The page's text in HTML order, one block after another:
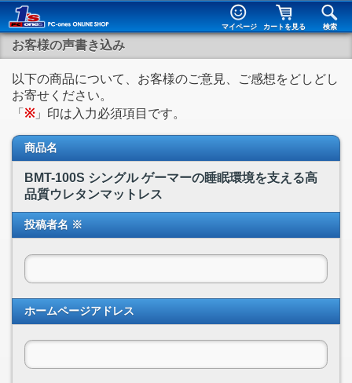
マイページ カートを見る 検索
お客様の声書き込み
以下の商品について、お客様のご意見、ご感想をどしどし
お寄せください。
「 ※」印は入力必須項目です。
商品名
BMT-100S シングル ゲーマーの睡眠環境を支える高
品質ウレタンマットレス
投稿者名 ※
ホームページアドレス